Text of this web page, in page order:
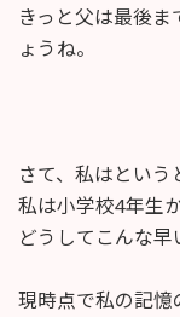
きっと父は最後
ょうね。
さて、私はという
私は小学校4年生
どうしてこんな
現時点で私の記憶